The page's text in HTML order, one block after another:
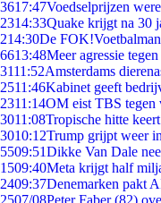
3617:47Voedselprijzen
2314:33Quake krijgt na 30
214:30De
6613:48Meer agressie
3111:52Amsterdams
2511:46Kabinet geeft
2311:14OM eist TBS tegen
3011:08Tropische hitte
3010:12Trump grijpt weer
5509:51Dikke Van Dale
1509:40Meta krijgt half
2409:37Denemarken pakt
2507/08Peter Faber (82)